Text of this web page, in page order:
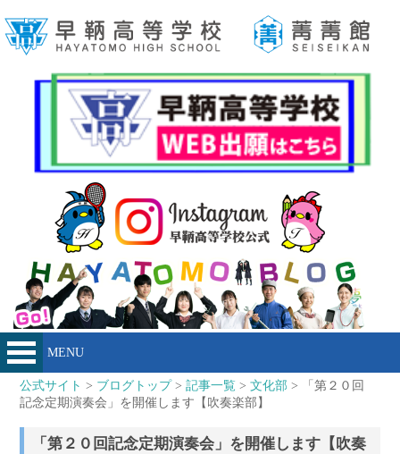
MENU
公式サイト > ブログトップ>記事一覧 >文化部 > 「第２０回
記念定期演奏会」を開催します【吹奏楽部】
「第２０回記念定期演奏会」を開催します【吹奏